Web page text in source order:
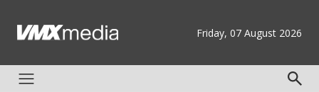
Friday, 07 August 2026